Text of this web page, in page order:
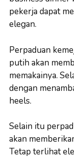
pekerja dapat
elegan.
Perpaduan
putih akan
memakainya.
dengan
heels.
Selain itu
akan
Tetap terlihat